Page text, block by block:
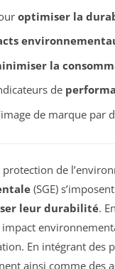
optimiser la
la
de
de marque par
de
(SGE)
leur durabilité.
En intégrant des
ainsi comme des